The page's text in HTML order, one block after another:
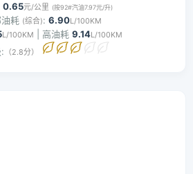
0.65元/公里 (按92#汽油7.97元/升)
耗 (综合): 6.90L/100KM
L/100KM | 高油耗 9.14L/100KM
（2.8分）